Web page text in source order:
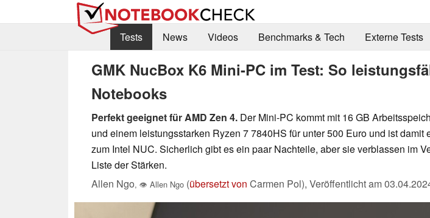
Tests
News Videos Benchmarks & Tech Externe Tests
GMK NucBox K6 Mini-PC im Test: So
Notebooks
Perfekt geeignet für AMD Zen 4. Der Mini-PC kommt mit 16 GB
und einem leistungsstarken Ryzen 7 7840HS für unter 500 Euro und ist damit
zum Intel NUC. Sicherlich gibt es ein paar Nachteile, aber sie verblassen im
Liste der Stärken.
Allen Ngo, 👁 Allen Ngo (übersetzt von Carmen Pol), Veröffentlicht am